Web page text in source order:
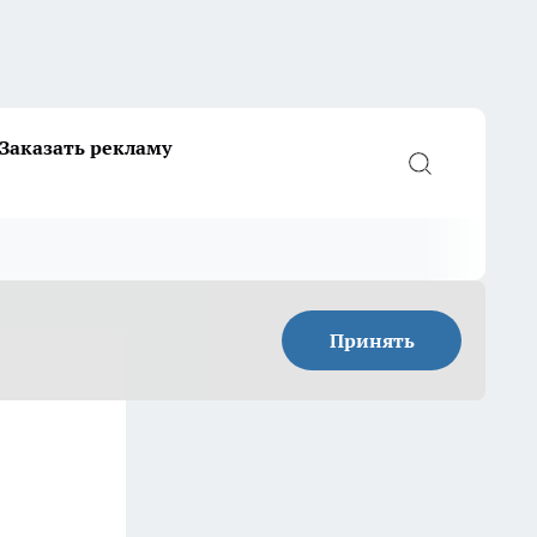
Заказать рекламу
Принять